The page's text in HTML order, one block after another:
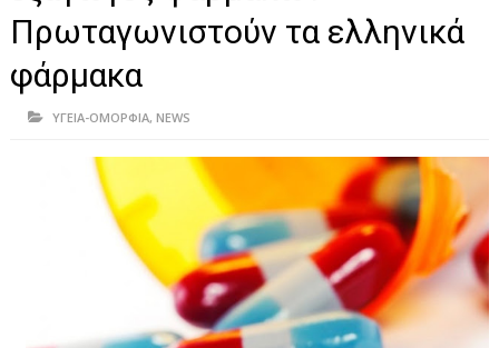
ΗΠΕΙΡΟΣ
ΠΡΕΒΕΖΑ
ΑΡΤΑ
ΘΕΣΠΡΩΤΙΑ
ΙΟΝΙΑ ΝΗΣΙΑ
ΥΓΕΙΑ-ΟΜΟΡΦΙΑ
Πρωταγωνιστούν τα ελληνικά
φάρμακα
ΥΓΕΙΑ-ΟΜΟΡΦΙΑ, NEWS